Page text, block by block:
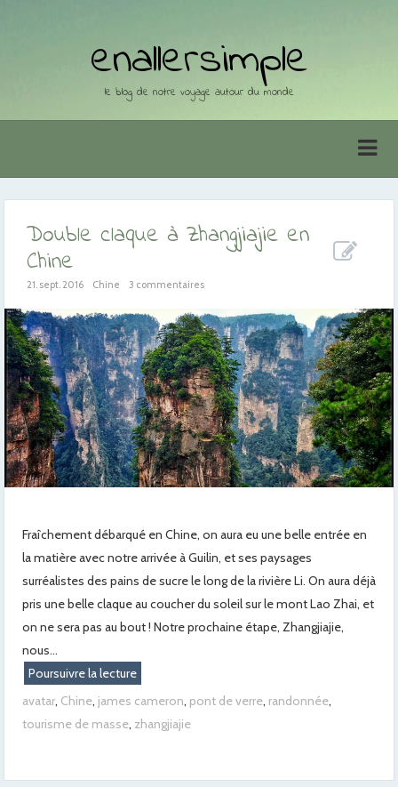
enallersimple
le blog de notre voyage autour du monde
Double claque à Zhangjiajie en
Chine
21. sept. 2016 Chine 3 commentaires
Fraîchement débarqué en Chine, on aura eu une belle entrée en
la matière avec notre arrivée à Guilin, et ses paysages
surréalistes des pains de sucre le long de la rivière Li. On aura déjà
pris une belle claque au coucher du soleil sur le mont Lao Zhai, et
on ne sera pas au bout ! Notre prochaine étape, Zhangjiajie,
nous...
Poursuivre la lecture
avatar, Chine, james cameron, pont de verre, randonnée,
tourisme de masse, zhangjiajie